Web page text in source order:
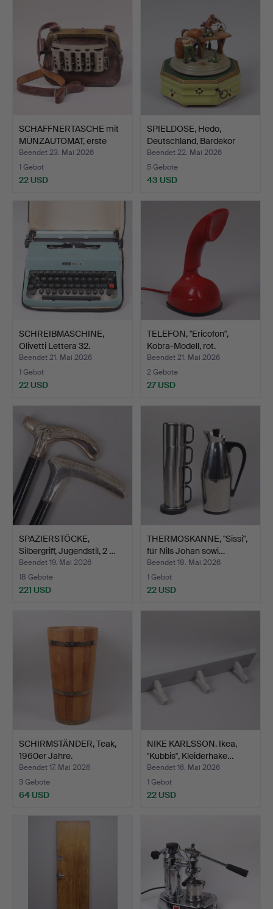
SCHAFFNERTASCHE mit
MÜNZAUTOMAT, erste
Häl…
Beendet 23. Mai 2026
1 Gebot
22 USD
SPIELDOSE, Hedo,
Deutschland, Bardekor
mit…
Beendet 22. Mai 2026
5 Gebote
43 USD
SCHREIBMASCHINE,
Olivetti Lettera 32.
Beendet 21. Mai 2026
1 Gebot
22 USD
TELEFON, "Ericofon",
Kobra-Modell, rot.
Beendet 21. Mai 2026
2 Gebote
27 USD
SPAZIERSTÖCKE,
Silbergriff, Jugendstil, 2 …
Beendet 19. Mai 2026
18 Gebote
221 USD
THERMOSKANNE, "Sissi",
für Nils Johan sowi…
Beendet 18. Mai 2026
1 Gebot
22 USD
SCHIRMSTÄNDER, Teak,
1960er Jahre.
Beendet 17. Mai 2026
3 Gebote
64 USD
NIKE KARLSSON. Ikea,
"Kubbis", Kleiderhake…
Beendet 16. Mai 2026
1 Gebot
22 USD